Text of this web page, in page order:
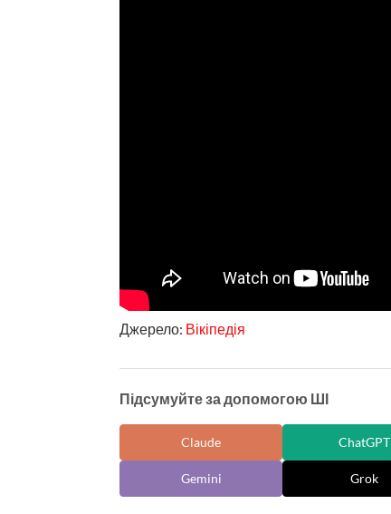
Джерело: Вікіпедія
Підсумуйте за допомогою ШІ
Claude ChatGPT
Gemini Grok